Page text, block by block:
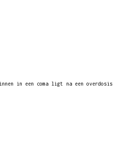
in een coma ligt na een overdosis